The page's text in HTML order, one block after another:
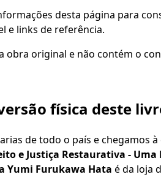
desta página para
e links de referência.
obra original e não contém o
física deste
de todo o país e chegamos
e Justiça Restaurativa - Uma
Yumi Furukawa Hata é da loja